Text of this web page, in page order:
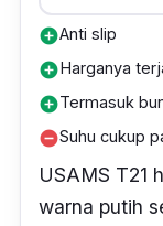
kepalacharger
Build quality-
Hal tersebut
dengan cara
tangan dan
kurang solid.
add_circleAnti slip
add_circleHarganya
add_circleTermasuk
remove_circleSuhu cukup
USAMS T21
warna putih